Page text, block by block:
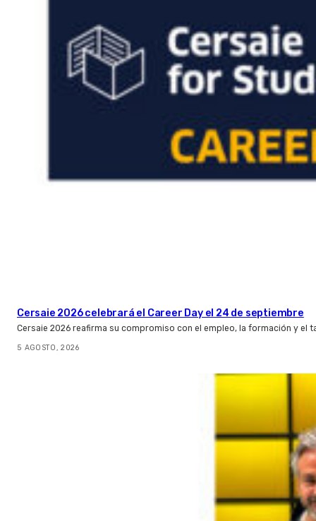
Cersaie 2026 celebrará el Career Day el 24 de septiembre
Cersaie 2026 reafirma su compromiso con el empleo, la formación y el
5 AGOSTO, 2026